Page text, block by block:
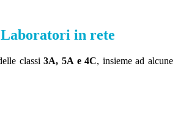
in rete
classi3A, 5A e 4C, insieme ad alcune